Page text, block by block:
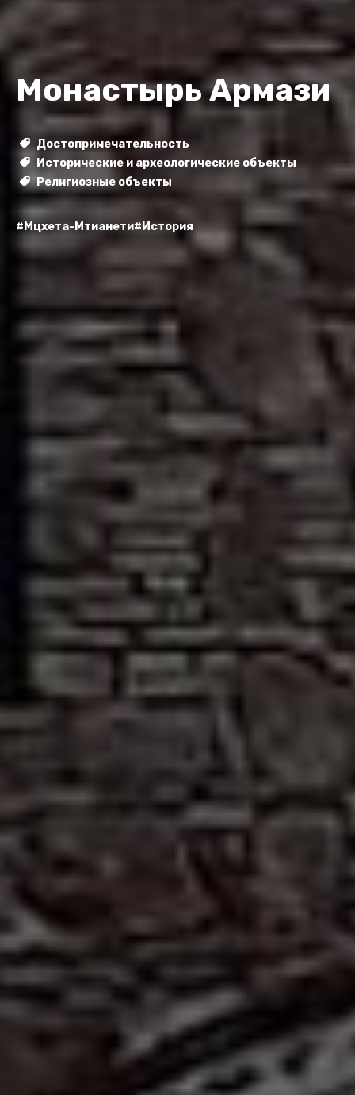
Монастырь Армази
Достопримечательность
Исторические и археологические объекты
Религиозные объекты
#Мцхета-Мтианети#История